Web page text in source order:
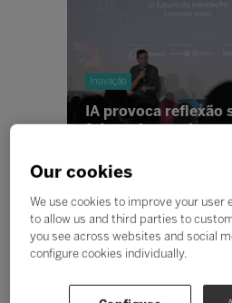
Inovação
IA provoca reflexão
futuro da escola
Our cookies
We use cookies to improve your user
to allow us and third parties to
you see across websites and social
configure cookies individually.